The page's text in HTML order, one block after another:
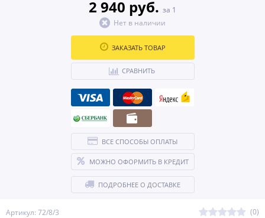
Артикул: 72/8/3
(0)
2 940 руб. за 1
Нет в наличии
ЗАКАЗАТЬ ТОВАР
СРАВНИТЬ
ВСЕ СПОСОБЫ ОПЛАТЫ
МОЖНО ОФОРМИТЬ В КРЕДИТ
ПОДРОБНЕЕ О ДОСТАВКЕ